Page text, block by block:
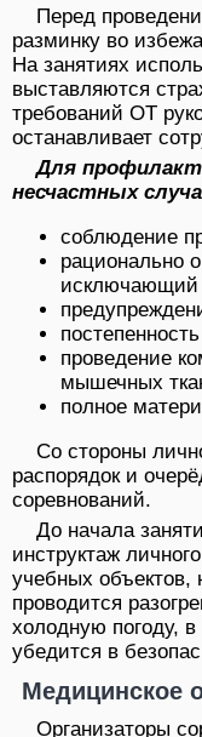
Перед
разминку во
На занятиях
выставляются
требований ОТ
останавливает
Для
несчастных
соблюдение
рационально
исключающий
проведение
мышечных
полное
Со стороны
распорядок и
соревнований.
До начала
инструктаж
учебных объектов,
проводится
холодную погоду,
убедится в
Медицинское
Организаторы